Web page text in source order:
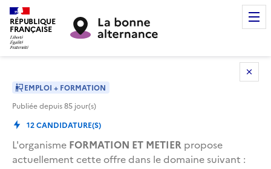
RÉPUBLIQUE
FRANÇAISE
EMPLOI + FORMATION
Publiée depuis85 jour(s)
12CANDIDATURE(S)
L'organisme FORMATION ET METIER propose
actuellement cette offre dans le domaine suivant :